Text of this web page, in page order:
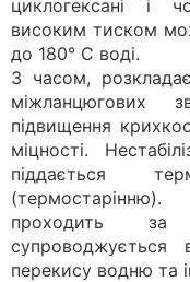
циклогексані і
високим тиском
до 180° C воді.
З часом,
міжланцюгових
підвищення
міцності.
піддається
проходить за
супроводжується
перекису водню та